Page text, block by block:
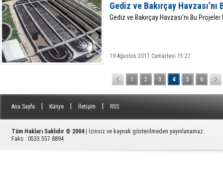
Gediz ve Bakırçay
Gediz ve Bakırçay Havzası’nı Bu
19 Ağustos 2017 Cumartesi 15:27
1 2 3 4 5 6
Ana Sayfa Künye İletişim RSS
Tüm Hakları Saklıdır © 2004
| İzinsiz ve kaynak gösterilmeden yayınlanamaz.
Faks : 0533 557 8894